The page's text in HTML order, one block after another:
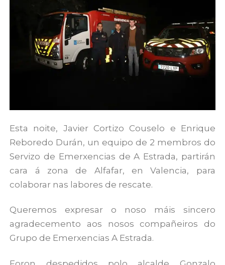
Esta noite, Javier Cortizo Couselo e Enrique
Reboredo Durán, un equipo de 2 membros do
Servizo de Emerxencias de A Estrada, partirán
cara á zona de Alfafar, en Valencia, para
colaborar nas labores de rescate.
Queremos expresar o noso máis sincero
agradecemento aos nosos compañeiros do
Grupo de Emerxencias A Estrada.